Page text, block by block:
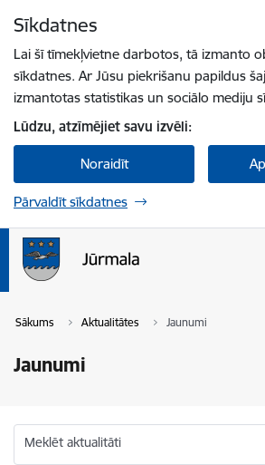
Sīkdatnes
Lai šī tīmekļvietne darbotos, tā izmanto
sīkdatnes. Ar Jūsu piekrišanu papildus
izmantotas statistikas un sociālo mediju
Lūdzu, atzīmējiet savu izvēli:
Noraidīt
Pārvaldīt sīkdatnes
Sākums Aktualitātes Jaunumi
Jaunumi
Meklēt aktualitāti